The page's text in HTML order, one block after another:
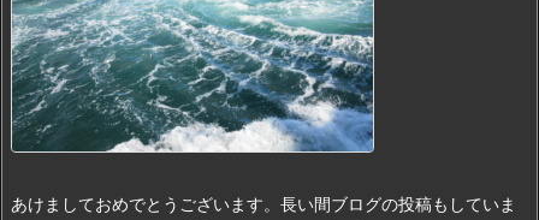
あけましておめでとうございます。 長い間ブログの投稿もしていま